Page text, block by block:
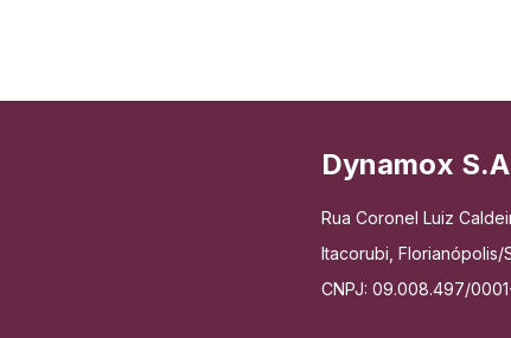
Dynamox S.A
Rua Coronel Luiz
Itacorubi, Florianópolis/
CNPJ: 09.008.497/